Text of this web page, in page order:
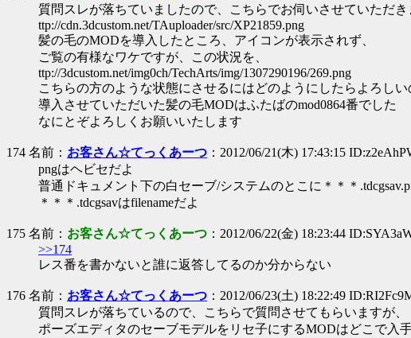
質問スレが落ちていましたので、こちらでお伺いさせていただき
ttp://cdn.3dcustom.net/TAuploader/src/XP21859.png
髪の毛のMODを導入したところ、アイコンが表示されず、
ご覧の有様なワケですが、この状況を、
ttp://3dcustom.net/img0ch/TechArts/img/1307290196/269.png
こちらの方のような状態にさせるにはどのようにしたらよろしい
導入させていただいた髪の毛MODはふたばのmod0864番でした
なにとぞよろしくお願いいたします
174 名前： お客さん☆てっくあーつ ：2012/06/21(木) 17:43:15
pngはヘビセだよ
普通ドキュメント下の白セーブ/システムのとこに＊＊＊
＊＊＊.tdcgsavはfilenameだよ
175 名前： お客さん☆てっくあーつ ：2012/06/22(金) 18:23:44
>>174
レス番を書かないと誰に返答してるのか分からない
176 名前： お客さん☆てっくあーつ ：2012/06/23(土) 18:22:49
質問スレが落ちているので、こちらで質問させてもらいますが、
ポーズエディタのセーブモデルをリセ子にするMODはどこで入